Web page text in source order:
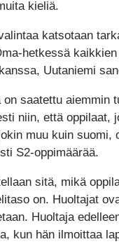
kieliä.
katsotaan
hetkessä kaikkien
Uutaniemi
on saatettu aiemmin
niin, että oppilaat,
muu kuin suomi,
S2-oppimäärää.
sitä, mikä
on. Huoltajat
Huoltaja
kun hän ilmoittaa